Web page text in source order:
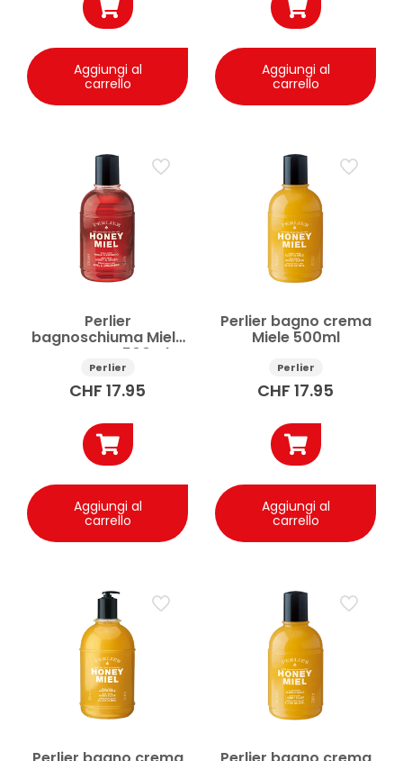
Aggiungi al
carrello
Aggiungi al
carrello
Perlier
bagnoschiuma Miele
e Zenzero 500ml
Perlier
CHF 17.95
Aggiungi al
carrello
Perlier bagno crema
Miele 500ml
Perlier
CHF 17.95
Aggiungi al
carrello